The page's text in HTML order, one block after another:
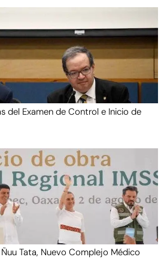
del Examen de Control e Inicio de
Tata, Nuevo Complejo Médico